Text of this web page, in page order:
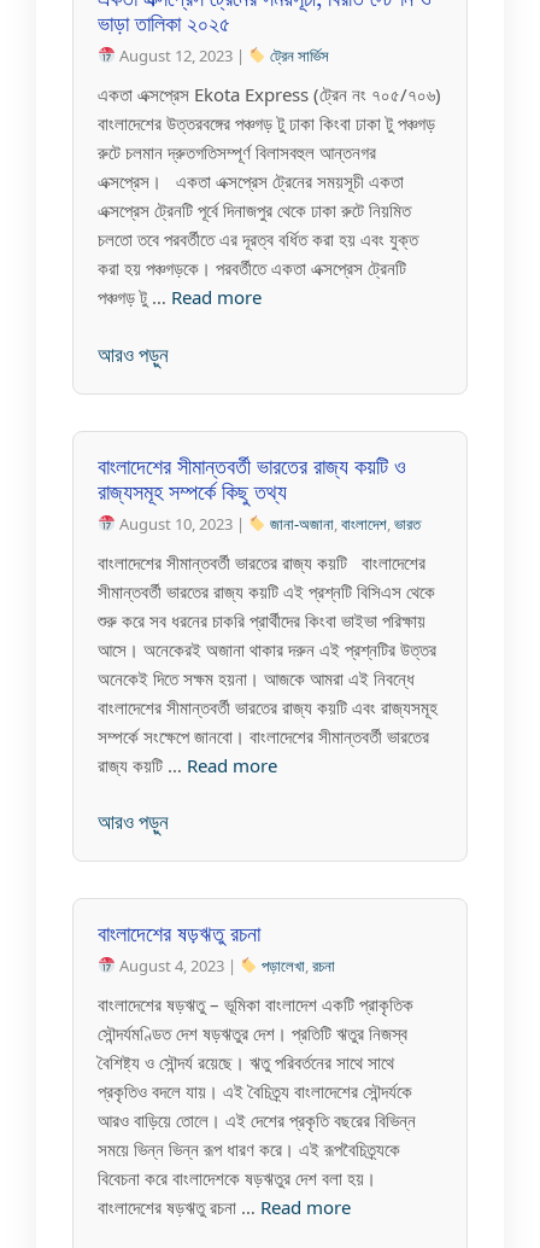
ভাড়া তালিকা ২০২৫
August 12, 2023 |
ট্রেন সার্ভিস
একতা এক্সপ্রেস Ekota Express (ট্রেন নং ৭০৫/৭০৬)
বাংলাদেশের উত্তরবঙ্গের পঞ্চগড় টু ঢাকা কিংবা ঢাকা টু পঞ্চগড়
রুটে চলমান দ্রুতগতিসম্পূর্ণ বিলাসবহুল আন্তনগর
এক্সপ্রেস। একতা এক্সপ্রেস ট্রেনের সময়সূচী একতা
এক্সপ্রেস ট্রেনটি পূর্বে দিনাজপুর থেকে ঢাকা রুটে নিয়মিত
চলতো তবে পরবর্তীতে এর দূরত্ব বর্ধিত করা হয় এবং যুক্ত
করা হয় পঞ্চগড়কে। পরবর্তীতে একতা এক্সপ্রেস ট্রেনটি
পঞ্চগড় টু … Read more
আরও পড়ুন
বাংলাদেশের সীমান্তবর্তী ভারতের রাজ্য কয়টি ও
রাজ্যসমূহ সম্পর্কে কিছু তথ্য
August 10, 2023 |
জানা-অজানা,বাংলাদেশ,ভারত
বাংলাদেশের সীমান্তবর্তী ভারতের রাজ্য কয়টি বাংলাদেশের
সীমান্তবর্তী ভারতের রাজ্য কয়টি এই প্রশ্নটি বিসিএস থেকে
শুরু করে সব ধরনের চাকরি প্রার্থীদের কিংবা ভাইভা পরিক্ষায়
আসে। অনেকেরই অজানা থাকার দরুন এই প্রশ্নটির উত্তর
অনেকেই দিতে সক্ষম হয়না। আজকে আমরা এই নিবন্ধে
বাংলাদেশের সীমান্তবর্তী ভারতের রাজ্য কয়টি এবং রাজ্যসমূহ
সম্পর্কে সংক্ষেপে জানবো। বাংলাদেশের সীমান্তবর্তী ভারতের
রাজ্য কয়টি … Read more
আরও পড়ুন
বাংলাদেশের ষড়ঋতু রচনা
August 4, 2023 |
পড়ালেখা,রচনা
বাংলাদেশের ষড়ঋতু – ভূমিকা বাংলাদেশ একটি প্রাকৃতিক
সৌন্দর্যমণ্ডিত দেশ ষড়ঋতুর দেশ। প্রতিটি ঋতুর নিজস্ব
বৈশিষ্ট্য ও সৌন্দর্য রয়েছে। ঋতু পরিবর্তনের সাথে সাথে
প্রকৃতিও বদলে যায়। এই বৈচিত্র্য বাংলাদেশের সৌন্দর্যকে
আরও বাড়িয়ে তোলে। এই দেশের প্রকৃতি বছরের বিভিন্ন
সময়ে ভিন্ন ভিন্ন রূপ ধারণ করে। এই রূপবৈচিত্র্যকে
বিবেচনা করে বাংলাদেশকে ষড়ঋতুর দেশ বলা হয়।
বাংলাদেশের ষড়ঋতু রচনা … Read more